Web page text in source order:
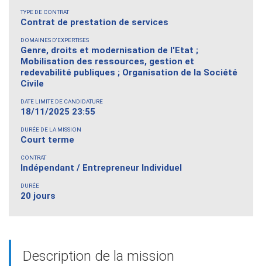
TYPE DE CONTRAT
Contrat de prestation de services
DOMAINES D'EXPERTISES
Genre, droits et modernisation de l'Etat ;
Mobilisation des ressources, gestion et
redevabilité publiques ; Organisation de la Société
Civile
DATE LIMITE DE CANDIDATURE
18/11/2025 23:55
DURÉE DE LA MISSION
Court terme
CONTRAT
Indépendant / Entrepreneur Individuel
DURÉE
20 jours
Description de la mission